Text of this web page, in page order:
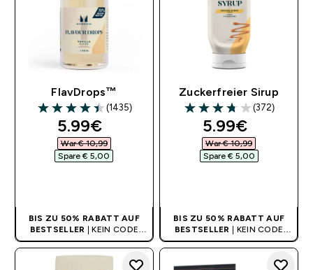
FlavDrops™
4.41 out of 5 stars
(1435)
discounted price
5.99€‎
War € 10,99‎
Spare € 5,00‎
BIS ZU 50% RABATT AUF
BESTSELLER | KEIN CODE
BENÖTIGT
Zuckerfreier Sirup
3.72 out of 5 stars
(372)
discounted
5.99€‎
War € 10,99‎
Spare € 5,00‎
BIS ZU 50% RABATT AUF
BESTSELLER | KEIN CODE
BENÖTIGT